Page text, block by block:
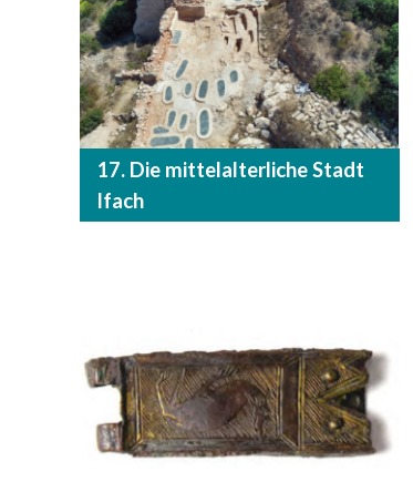
17. Die mittelalterliche Stadt
Ifach